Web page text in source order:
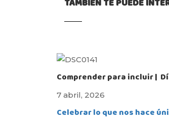
TAMBIÉN TE PUEDE
Comprender para incluir |
7 abril, 2026
Celebrar lo que nos hace